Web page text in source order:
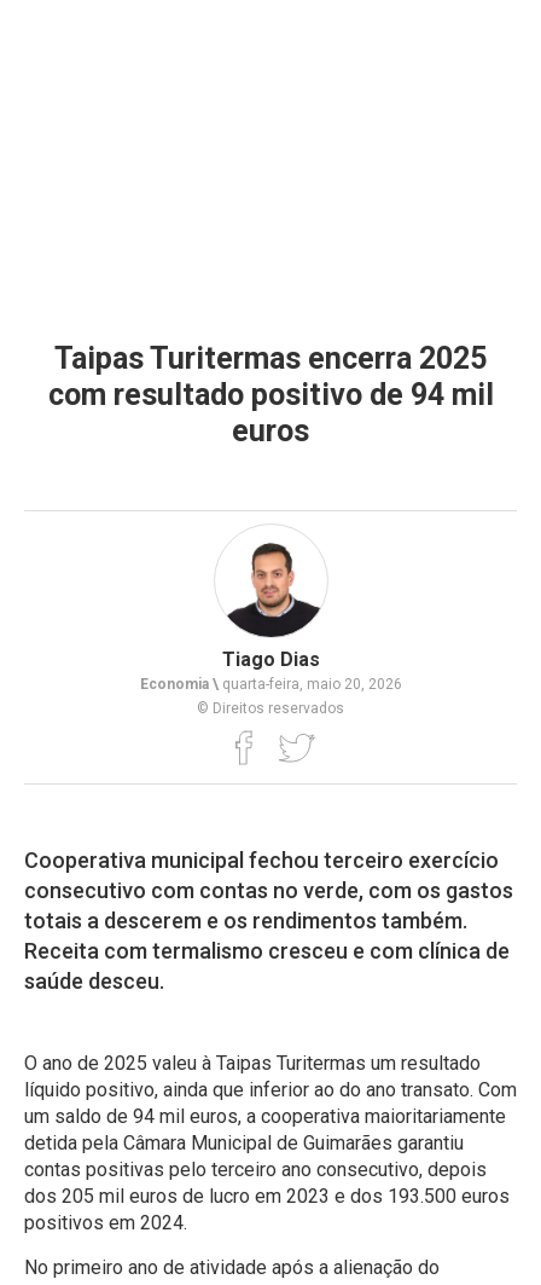
Taipas Turitermas encerra 2025
com resultado positivo de 94 mil
euros
Tiago Dias
Economia \quarta-feira, maio 20, 2026
© Direitos reservados
Cooperativa municipal fechou terceiro exercício
consecutivo com contas no verde, com os gastos
totais a descerem e os rendimentos também.
Receita com termalismo cresceu e com clínica de
saúde desceu.
O ano de 2025 valeu à Taipas Turitermas um resultado
líquido positivo, ainda que inferior ao do ano transato. Com
um saldo de 94 mil euros, a cooperativa maioritariamente
detida pela Câmara Municipal de Guimarães garantiu
contas positivas pelo terceiro ano consecutivo, depois
dos 205 mil euros de lucro em 2023 e dos 193.500 euros
positivos em 2024.
No primeiro ano de atividade após a alienação do